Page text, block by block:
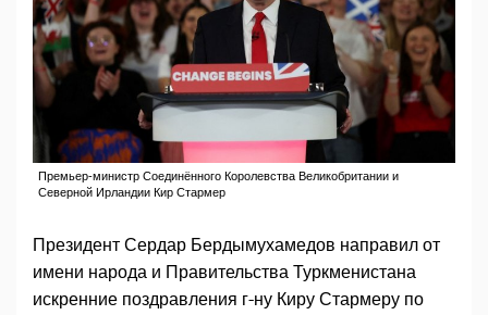
Премьер-министр Соединённого Королевства Великобритании и
Северной Ирландии Кир Стармер
Президент Сердар Бердымухамедов направил от
имени народа и Правительства Туркменистана
искренние поздравления г-ну Киру Стармеру по